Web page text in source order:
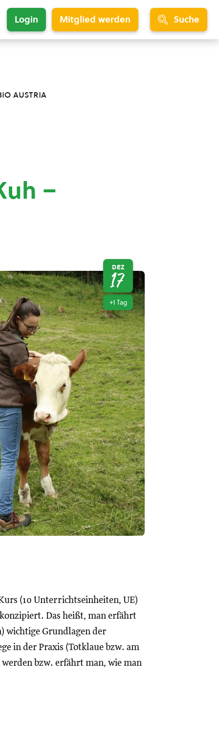
Login Mitglied werden Suche
austria
–
DEZ
17
+1 Tag
(10 Unterrichtseinheiten, UE)
Das heißt, man erfährt
wichtige Grundlagen der
in der Praxis (Totklaue bzw. am
bzw. erfährt man, wie man